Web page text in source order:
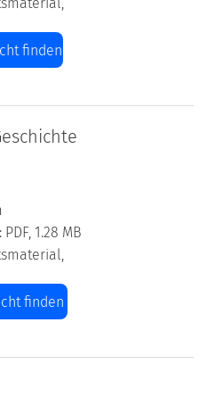
finden
1.28 MB
finden